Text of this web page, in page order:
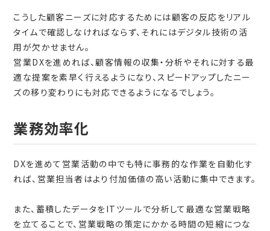
こうした顧客ニーズに対応するためには顧客の反応をリアル
タイムで確認しなければならず、それにはデジタル技術の活
用が欠かせません。
営業DXを進めれば、顧客情報の収集・分析やそれに対する最
適な提案を素早く行えるようになり、スピードアップしたニー
ズの移り変わりにも対応できるようになるでしょう。
業務効率化
DXを進めて営業活動の中でも特に事務的な作業を自動化す
れば、営業担当者はより付加価値の高い活動に集中できます。
また、蓄積したデータをITツールで分析して最適な営業戦略
を立てることで、営業戦略の策定にかかる時間の短縮につな